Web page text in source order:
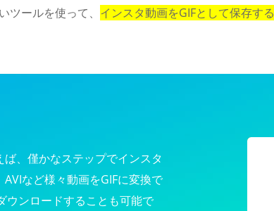
ールを使って、 インスタ動画をGIFとして保存する
、僅かなステップでインスタ
など様々動画をGIFに変換で
ウンロードすることも可能で